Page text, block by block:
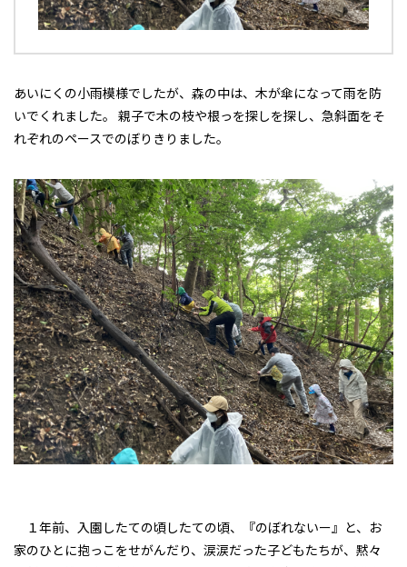
あいにくの小雨模様でしたが、森の中は、木が傘になって雨を防
いでくれました。 親子で木の枝や根っを探しを探し、急斜面をそ
れぞれのペースでのぼりきりました。
１年前、入園したての頃したての頃、『のぼれないー』と、お
家のひとに抱っこをせがんだり、涙涙だった子どもたちが、黙々